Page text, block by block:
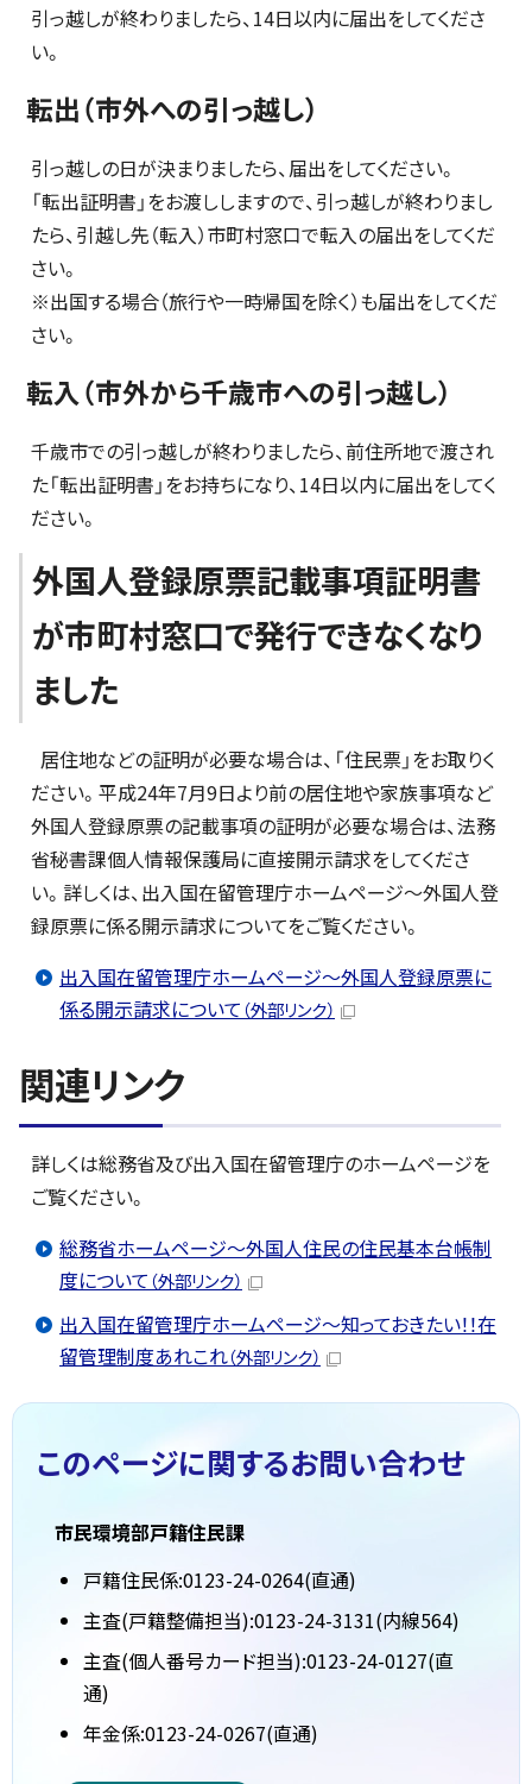
引っ越しが終わりましたら、14日以内に届出をしてくださ
い。
転出（市外への引っ越し）
引っ越しの日が決まりましたら、届出をしてください。
「転出証明書」をお渡ししますので、引っ越しが終わりまし
たら、引越し先（転入）市町村窓口で転入の届出をしてくだ
さい。
※出国する場合（旅行や一時帰国を除く）も届出をしてくだ
さい。
転入（市外から千歳市への引っ越し）
千歳市での引っ越しが終わりましたら、前住所地で渡され
た「転出証明書」をお持ちになり、14日以内に届出をしてく
ださい。
外国人登録原票記載事項証明書
が市町村窓口で発行できなくなり
ました
居住地などの証明が必要な場合は、「住民票」をお取りく
ださい。平成24年7月9日より前の居住地や家族事項など
外国人登録原票の記載事項の証明が必要な場合は、法務
省秘書課個人情報保護局に直接開示請求をしてくださ
い。詳しくは、出入国在留管理庁ホームページ～外国人登
録原票に係る開示請求についてをご覧ください。
出入国在留管理庁ホームページ～外国人登録原票に
係る開示請求について（外部リンク）
関連リンク
詳しくは総務省及び出入国在留管理庁のホームページを
ご覧ください。
総務省ホームページ～外国人住民の住民基本台帳制
度について（外部リンク）
出入国在留管理庁ホームページ～知っておきたい！！在
留管理制度あれこれ（外部リンク）
このページに関するお問い合わせ
市民環境部戸籍住民課
戸籍住民係:0123-24-0264(直通)
主査(戸籍整備担当):0123-24-3131(内線564)
主査(個人番号カード担当):0123-24-0127(直
通)
年金係:0123-24-0267(直通)